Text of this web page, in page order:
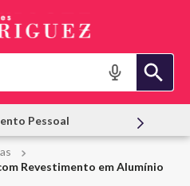
| Le Creuset
Revestimento em Alumínio